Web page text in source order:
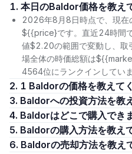
1. 本日のBaldor価格を教え
2026年8月8日時点で、現在
${{price}です。直近24時間
値$2.20の範囲で変動し、取
場全体の時価総額は
4564位にランクインしていま
2. 1 Baldorの価格を教えて
3. Baldorへの投資方法を教
4. Baldorはどこで購入でき
5. Baldorの購入方法を教え
6. Baldorの売却方法を教え